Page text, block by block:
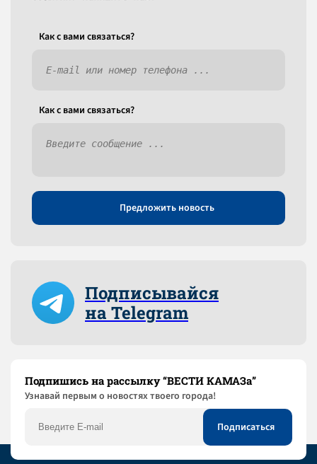
Как c вами связаться?
Как c вами связаться?
Предложить новость
Подписывайся
на Telegram
Подпишись на рассылку “ВЕСТИ КАМАЗа”
Узнaвай первым о новостях твоего города!